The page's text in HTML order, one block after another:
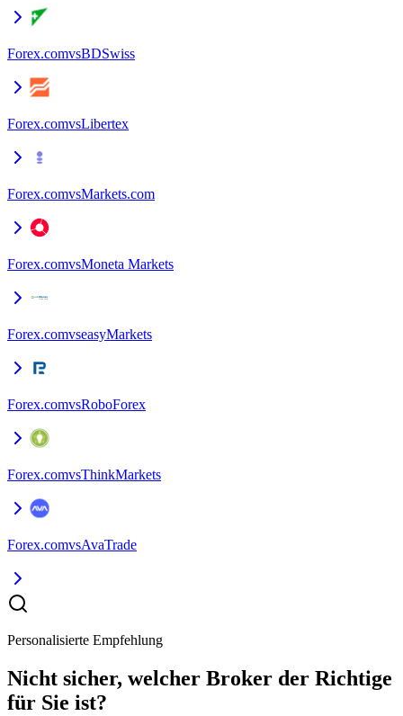
Forex.comvsBDSwiss
Forex.comvsLibertex
Forex.comvsMarkets.com
Forex.comvsMoneta Markets
Forex.comvseasyMarkets
Forex.comvsRoboForex
Forex.comvsThinkMarkets
Forex.comvsAvaTrade
Personalisierte Empfehlung
Nicht sicher, welcher Broker der Richtige
für Sie ist?